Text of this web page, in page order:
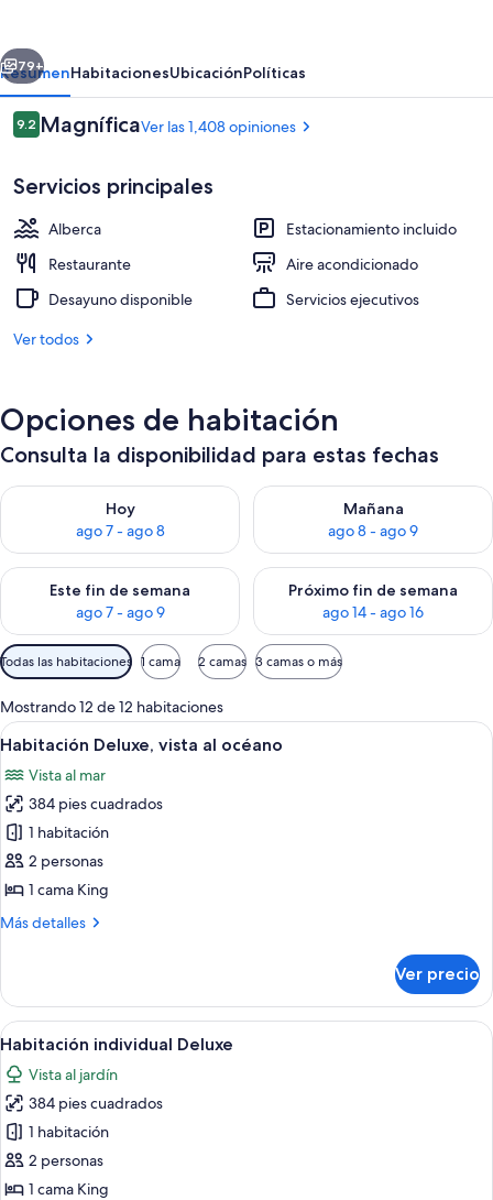
-
Grand
Caribbean
Exterior
Siguiente
79+
ResumenHabitacionesUbicaciónPolíticas
Opiniones
9.29.2 de 10,
MagníficaVer las 1,408 opiniones
Servicios principales
Alberca
Estacionamiento incluido
Restaurante
Aire acondicionado
Desayuno disponible
Servicios ejecutivos
Ver todos
Opciones de habitación
Consulta la disponibilidad para estas fechas
Hoy
ago 7 - ago 8
Consulta la disponibilidad para hoy ago 7 - ago 8
Mañana
ago 8 - ago 9
Consulta la disponibilidad
Este fin de semana
ago 7 - ago 9
Consulta la disponibilidad para este fin de semana ago 7 -
Próximo fin de semana
ago 14 - ago 16
Consulta la disponibilidad
Filtros
disponibles
para
las
habitaciones
Todas las habitaciones 1 cama 2 camas 3 camas o más
Mostrando 12 de 12 habitaciones
Abrir
todas
las
fotos
de
Habitación
Deluxe,
al
Habitación Deluxe, vista al océano |
2
Habitación Deluxe, vista al océano
Vista al mar
384 pies cuadrados
1 habitación
2 personas
1 cama King
Más detalles
Más
Deluxe,
vista
al
océano
Ver precio
Abrir
todas
las
fotos
de
Habitación
individual
Habitación de hotel moderna con
2
Habitación individual Deluxe
Vista al jardín
384 pies cuadrados
1 habitación
2 personas
1 cama King